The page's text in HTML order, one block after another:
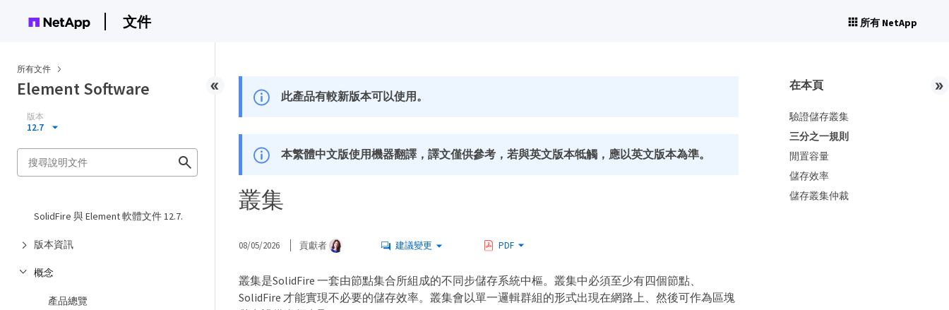
文件 所有 NetApp
所有文件
Element Software
版本
12.7
SolidFire 與 Element 軟體文件 12.7.
版本資訊
概念
產品總覽
此產品有較新版本可以使用。
本繁體中文版使用機器翻譯，譯文僅供參考，若與英文版本牴觸，應以英文版本為準。
叢集
08/05/2026 貢獻者 建議變更 PDF
叢集是SolidFire 一套由節點集合所組成的不同步儲存系統中樞。叢集中必須至少有四個節點、
SolidFire 才能實現不必要的儲存效率。叢集會以單一邏輯群組的形式出現在網路上、然後可作為區塊
在本頁
驗證儲存叢集
三分之一規則
閒置容量
儲存效率
儲存叢集仲裁